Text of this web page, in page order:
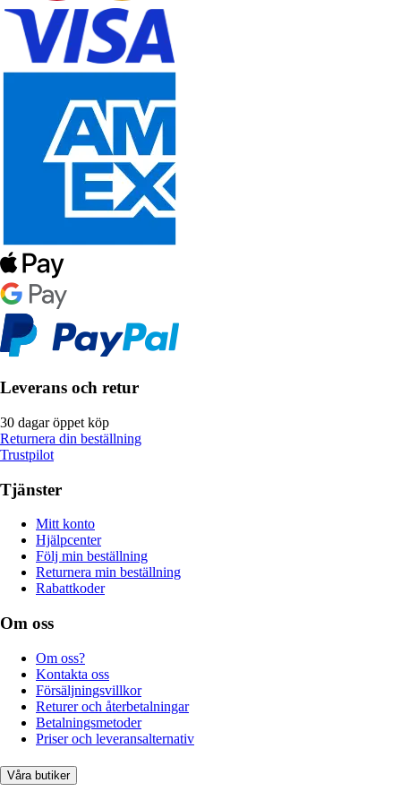
Leverans och retur
30 dagar öppet köp
Returnera din beställning
Trustpilot
Tjänster
Mitt konto
Hjälpcenter
Följ min beställning
Returnera min beställning
Rabattkoder
Om oss
Om oss?
Kontakta oss
Försäljningsvillkor
Returer och återbetalningar
Betalningsmetoder
Priser och leveransalternativ
Våra butiker